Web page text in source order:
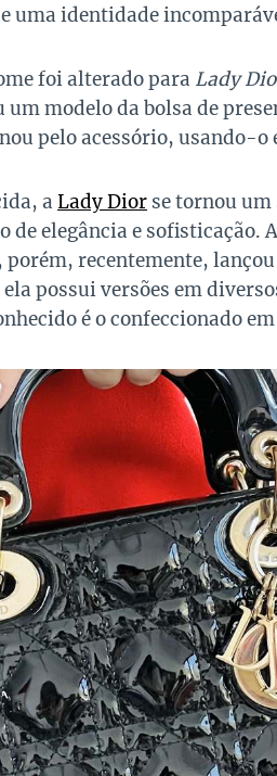
uma identidade
foi alterado para Lady
um modelo da bolsa de
pelo acessório, usando-o
a Lady Dior se tornou um
de elegância e
porém, recentemente,
possui versões em
é o confeccionado